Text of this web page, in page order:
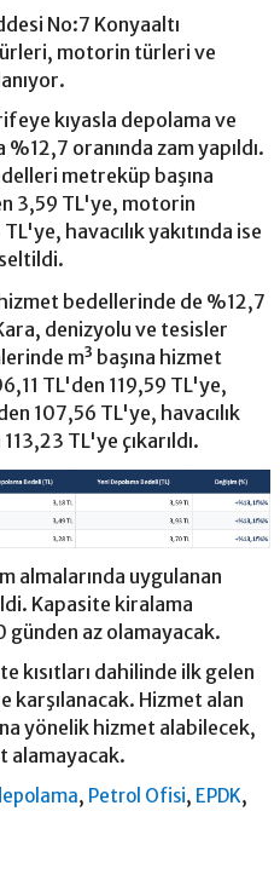
No:7 Konyaaltı
motorin türleri ve
kıyasla depolama ve
oranında zam yapıldı.
metreküp başına
3,59 TL'ye, motorin
havacılık yakıtında ise
bedellerinde de %12,7
denizyolu ve tesisler
m³ başına hizmet
TL'den 119,59 TL'ye,
107,56 TL'ye, havacılık
TL'ye çıkarıldı.
almalarında uygulanan
Kapasite kiralama
günden az olamayacak.
kısıtları dahilinde ilk gelen
karşılanacak. Hizmet alan
yönelik hizmet alabilecek,
alamayacak.
, Petrol Ofisi, EPDK,